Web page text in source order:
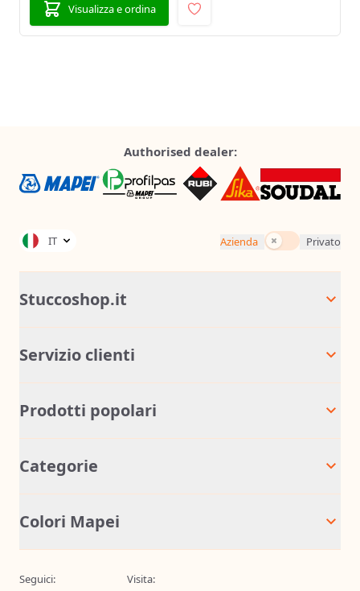
Visualizza e ordina
Authorised dealer:
IT Azienda Tasse incluse
Privato
Stuccoshop.it
Servizio clienti
Prodotti popolari
Categorie
Colori Mapei
Seguici: Visita: